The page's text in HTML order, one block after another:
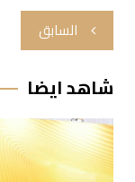
تصفّح
المقالات
السابق
شاهد ايضا